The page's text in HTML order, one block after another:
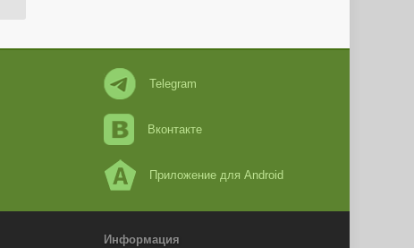
Telegram
Вконтакте
Приложение для Android
Информация